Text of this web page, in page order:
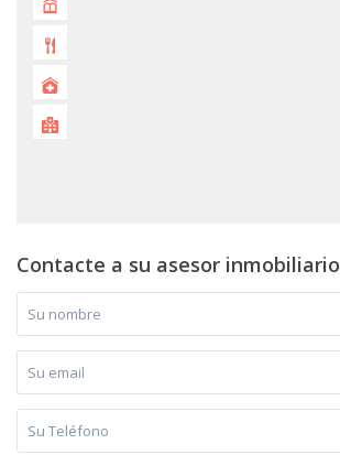
Contacte a su asesor inmobiliario